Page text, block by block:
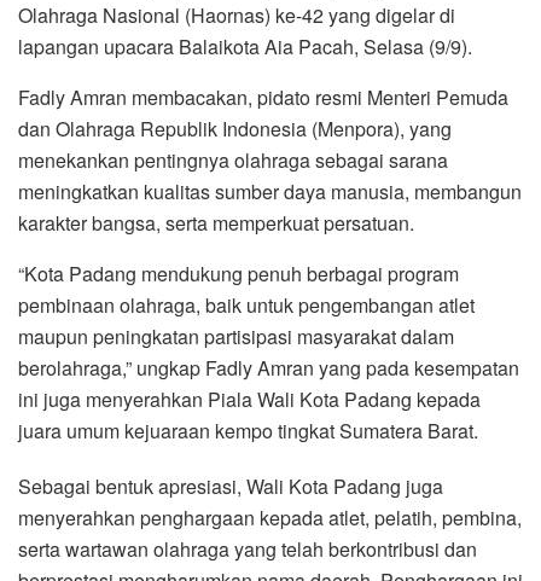
Olahraga Nasional (Haornas) ke-42 yang digelar di
lapangan upacara Balaikota Aia Pacah, Selasa (9/9).
Fadly Amran membacakan, pidato resmi Menteri Pemuda
dan Olahraga Republik Indonesia (Menpora), yang
menekankan pentingnya olahraga sebagai sarana
meningkatkan kualitas sumber daya manusia, membangun
karakter bangsa, serta memperkuat persatuan.
“Kota Padang mendukung penuh berbagai program
pembinaan olahraga, baik untuk pengembangan atlet
maupun peningkatan partisipasi masyarakat dalam
berolahraga,” ungkap Fadly Amran yang pada kesempatan
ini juga menyerahkan Piala Wali Kota Padang kepada
juara umum kejuaraan kempo tingkat Sumatera Barat.
Sebagai bentuk apresiasi, Wali Kota Padang juga
menyerahkan penghargaan kepada atlet, pelatih, pembina,
serta wartawan olahraga yang telah berkontribusi dan